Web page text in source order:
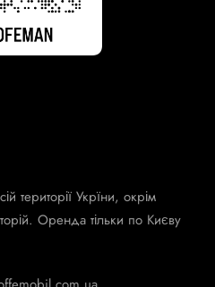
території Укрїни, окрім
Оренда тільки по Києву